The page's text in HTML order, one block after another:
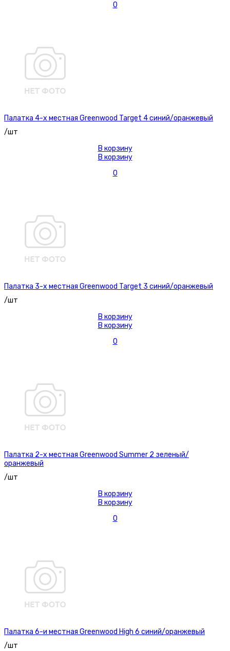
0
Палатка 4-х местная Greenwood Target 4 синий/оранжевый
/шт
В корзину
В корзину
0
Палатка 3-х местная Greenwood Target 3 синий/оранжевый
/шт
В корзину
В корзину
0
Палатка 2-х местная Greenwood Summer 2 зеленый/
оранжевый
/шт
В корзину
В корзину
0
Палатка 6-и местная Greenwood High 6 синий/оранжевый
/шт